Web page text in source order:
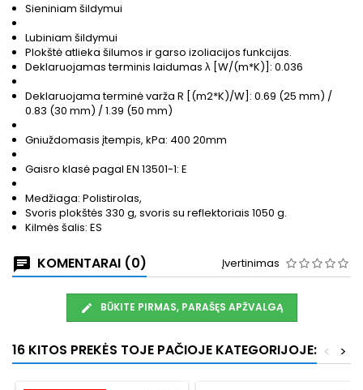
Sieniniam šildymui
Lubiniam šildymui
Plokštė atlieka šilumos ir garso izoliacijos funkcijas.
Deklaruojamas terminis laidumas λ [W/(m*K)]: 0.036
Deklaruojama terminė varža R [(m2*K)/W]: 0.69 (25 mm) /
0.83 (30 mm) / 1.39 (50 mm)
Gniuždomasis įtempis, kPa: 400 20mm
Gaisro klasė pagal EN 13501-1: E
Medžiaga: Polistirolas,
Svoris plokštės 330 g, svoris su reflektoriais 1050 g.
Kilmės šalis: ES
KOMENTARAI (0) Įvertinimas
BŪKITE PIRMAS, PARAŠĘS APŽVALGĄ
16 KITOS PREKĖS TOJE PAČIOJE KATEGORIJOJE: >
<